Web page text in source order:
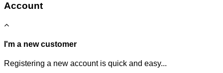
Account
I'm a new customer
Registering a new account is quick and easy...